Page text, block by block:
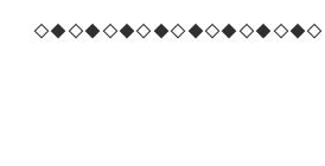
◇◆◇◆◇◆◇◆◇◆◇◆◇◆◇◆◇